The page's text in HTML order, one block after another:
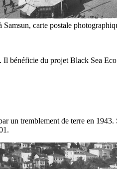
carte postale
bénéficie du projet Black Sea
un tremblement de terre en